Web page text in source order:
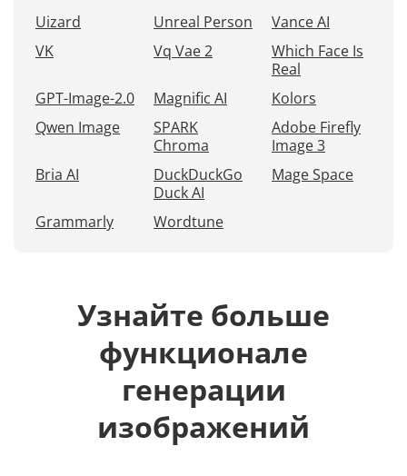
Uizard
Unreal Person
Vance AI
VK
Vq Vae 2
Which Face Is
Real
GPT-Image-2.0
Magnific AI
Kolors
Qwen Image
SPARK
Chroma
Adobe Firefly
Image 3
Bria AI
DuckDuckGo
Duck AI
Mage Space
Grammarly Wordtune
Узнайте больше
функционале
генерации
изображений